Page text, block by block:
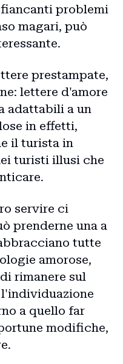
problemi
magari, può
prestampate,
lettere d'amore
adattabili a un
in effetti,
il turista in
turisti illusi che
servire ci
prenderne una a
tutte
amorose,
rimanere sul
a quello far
modifiche,